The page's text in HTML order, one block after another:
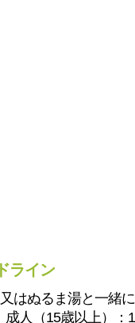
ライン
はぬるま湯と一緒に
成人（15歳以上）：1